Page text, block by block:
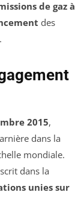
de gaz à
des
2015,
dans la
mondiale.
dans la
unies sur